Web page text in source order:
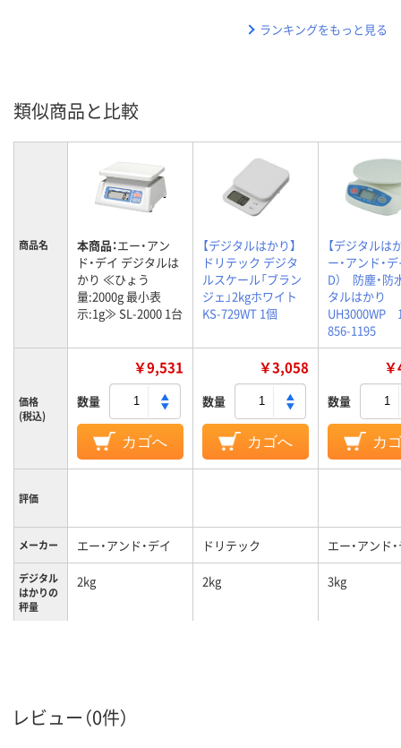
ランキングをもっと見る
類似商品と比較
商品名 本商品：エー・アン
ド・デイ デジタルは
かり ≪ひょう
量:2000g 最小表
示:1g≫ SL-2000 1台
【デジタルはかり】
ドリテック デジタ
ルスケール「ブラン
ジェ」2kgホワイト
KS-729WT 1個
【デジタルは
ー・アンド・
D） 防塵・防
タルはかり
856-1195
価格
(税込)
￥9,531
数量
カゴへ
￥3,058
数量
カゴへ
数量
カ
評価
メーカー エー・アンド・デイ ドリテック エー・アンド
デジタル
はかりの
秤量
2kg 2kg 3kg
レビュー（0件）